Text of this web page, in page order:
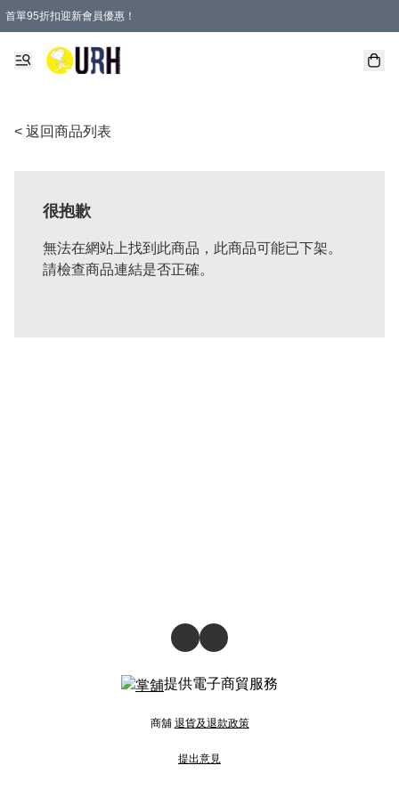
首單95折扣迎新會員優惠！
特選會員可享全單低至 95 折優惠！
單一訂單滿HKD600(澳門HKD800)包郵寄順豐送到家。
< 返回商品列表
很抱歉
無法在網站上找到此商品，此商品可能已下架。
請檢查商品連結是否正確。
提供電子商貿服務
商舖 退貨及退款政策
提出意見